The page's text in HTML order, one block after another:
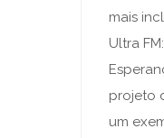
mais
Ultra
projeto
um